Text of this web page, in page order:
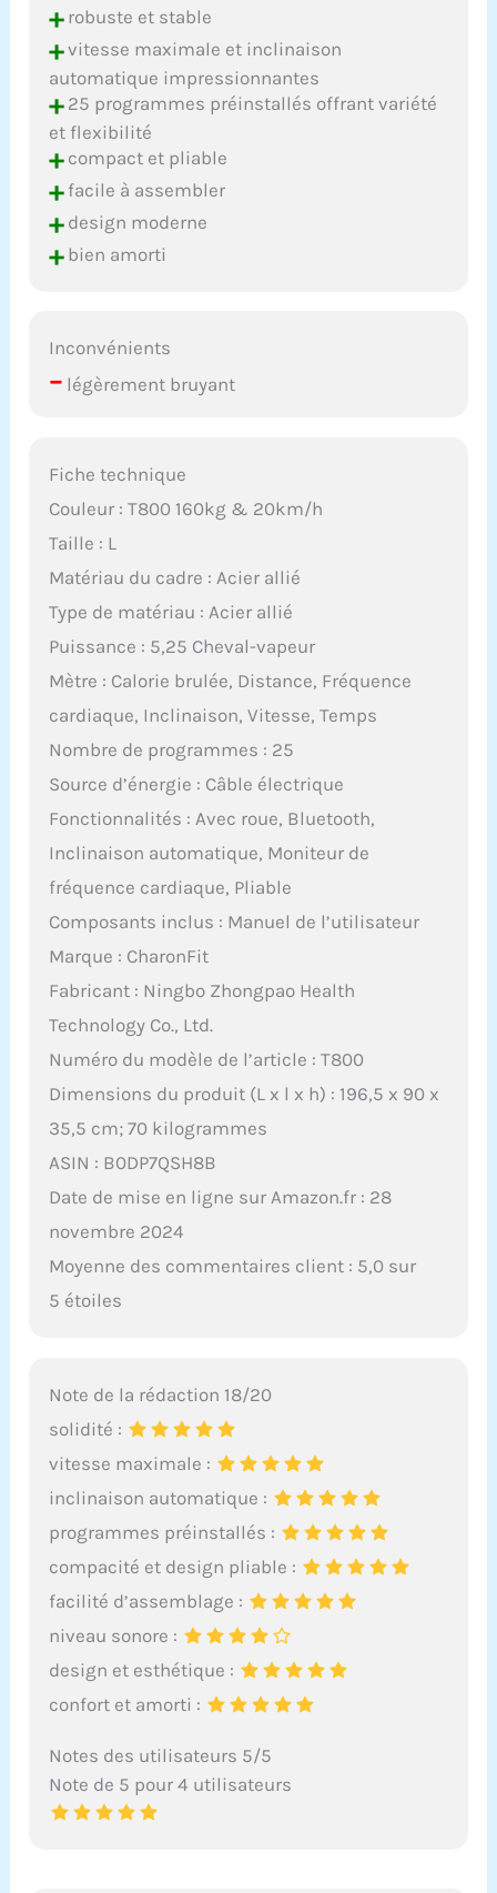
+robuste et stable
+vitesse maximale et inclinaison
automatique impressionnantes
+25 programmes préinstallés offrant variété
et flexibilité
+compact et pliable
+facile à assembler
+design moderne
+bien amorti
Inconvénients
– légèrement bruyant
Fiche technique
Couleur : T800 160kg & 20km/h
Taille : L
Matériau du cadre : Acier allié
Type de matériau : Acier allié
Puissance : 5,25 Cheval-vapeur
Mètre : Calorie brulée, Distance, Fréquence
cardiaque, Inclinaison, Vitesse, Temps
Nombre de programmes : 25
Source d’énergie : Câble électrique
Fonctionnalités : Avec roue, Bluetooth,
Inclinaison automatique, Moniteur de
fréquence cardiaque, Pliable
Composants inclus : Manuel de l’utilisateur
Marque : CharonFit
Fabricant : Ningbo Zhongpao Health
Technology Co., Ltd.
Numéro du modèle de l’article : T800
Dimensions du produit (L x l x h) : 196,5 x 90 x
35,5 cm; 70 kilogrammes
ASIN : B0DP7QSH8B
Date de mise en ligne sur Amazon.fr : 28
novembre 2024
Moyenne des commentaires client : 5,0 sur
5 étoiles
Note de la rédaction 18/20
solidité :
vitesse maximale :
inclinaison automatique :
programmes préinstallés :
compacité et design pliable :
facilité d’assemblage :
niveau sonore :
design et esthétique :
confort et amorti :
Notes des utilisateurs 5/5
Note de 5 pour 4 utilisateurs